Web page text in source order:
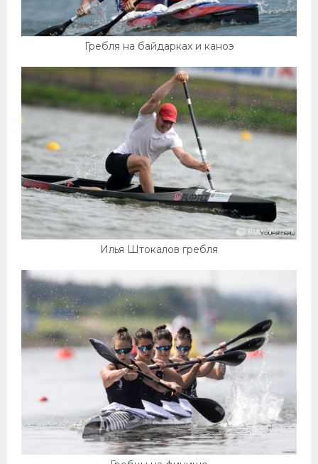
Гребля на байдарках и каноэ
Илья Штокалов гребля